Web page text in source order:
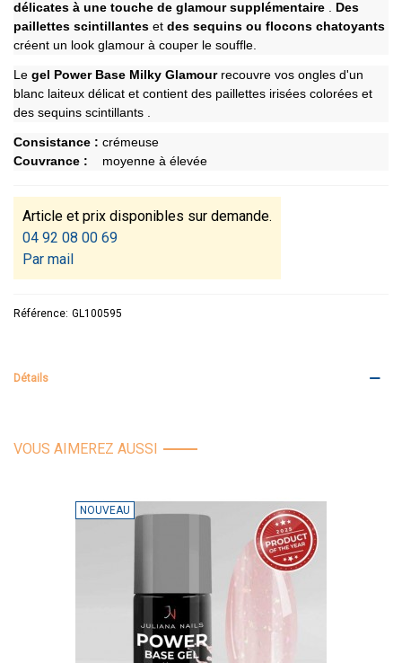
délicates à une touche de glamour supplémentaire
Des
paillettes scintillantes et des sequins ou flocons chatoyants
créent un look glamour à couper le souffle.
Le gel Power Base Milky Glamour recouvre vos ongles d'un
blanc laiteux délicat et contient des paillettes irisées colorées et
des sequins scintillants
Consistance : crémeuse
Couvrance : moyenne à élevée
Article et prix disponibles sur demande.
04 92 08 00 69
Par mail
Référence: GL100595
Détails
VOUS AIMEREZ AUSSI
NOUVEAU